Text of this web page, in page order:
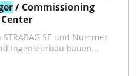
SE und Nummer
Ingenieurbau bauen...